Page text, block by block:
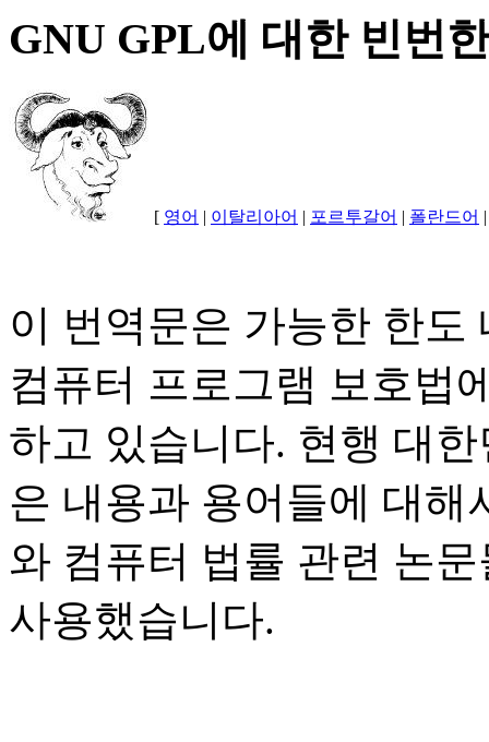
GNU GPL에 대한 빈번
[ 영어 | 이탈리아어 | 포르투갈어 | 폴란드어
이 번역문은 가능한 한도
컴퓨터 프로그램 보호법
하고 있습니다. 현행 대
은 내용과 용어들에 대해
와 컴퓨터 법률 관련 논
사용했습니다.